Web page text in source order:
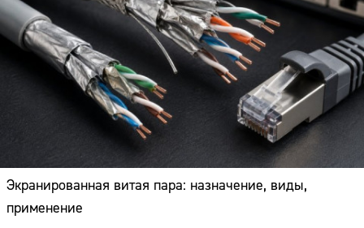
Экранированная витая пара: назначение, виды,
применение